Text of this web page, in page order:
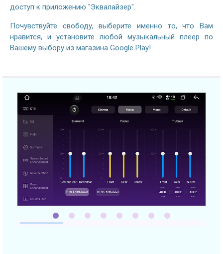
доступ к приложению "Эквалайзер".
Почувствуйте свободу, выберите именно то, что Вам
нравится, и установите любой музыкальный плеер по
Вашему выбору из магазина Google Play!